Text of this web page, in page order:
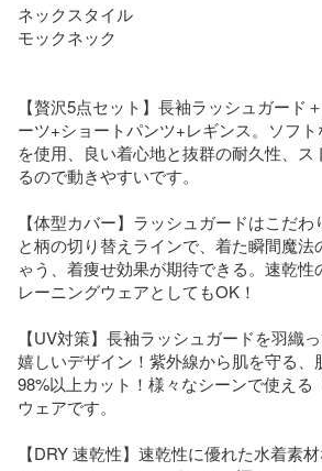
ネックスタイル
モックネック
【贅沢5点セット】長袖ラッシュガード
ーツ+ショートパンツ+レギンス。ソフ
を使用、良い着心地と抜群の耐久性、ス
るので動きやすいです。
【体型カバー】ラッシュガードはこだ
と柄の切り替えラインで、着た瞬間魔法
ゃう、着痩せ効果が期待できる。速乾性
レーニングウェアとしてもOK！
【UV対策】長袖ラッシュガードを羽織
嬉しいデザイン！紫外線から肌を守る、
98%以上カット！様々なシーンで使える
ウェアです。
【DRY 速乾性】速乾性に優れた水着素